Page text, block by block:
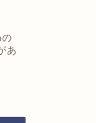
あ